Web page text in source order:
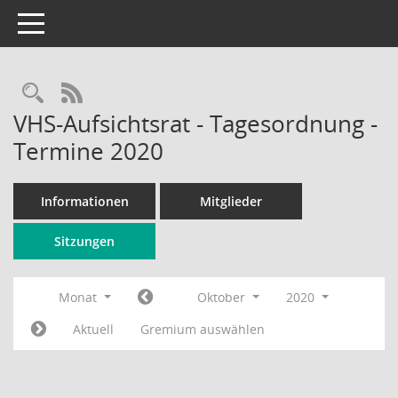
Toggle navigation
Rechercheauswahl
RSS-Feed
VHS-Aufsichtsrat - Tagesordnung -
Termine 2020
Informationen Mitglieder
Sitzungen
Monat Oktober
2020
Aktuell
Gremium auswählen